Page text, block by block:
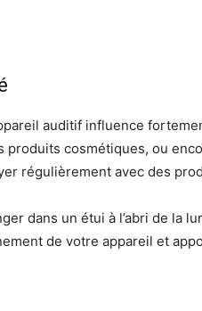
auditif influence
cosmétiques, ou
régulièrement avec des
dans un étui à l’abri de la
de votre appareil et